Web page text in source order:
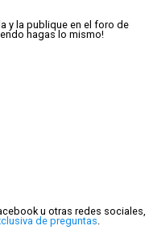
y la publique en el foro de
hagas lo mismo!
u otras redes sociales,
de preguntas